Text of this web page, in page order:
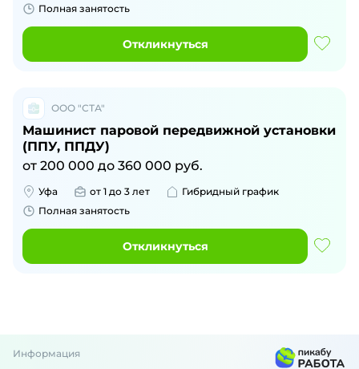
Полная занятость
Откликнуться
ООО "СТА"
Машинист паровой передвижной установки
(ППУ, ППДУ)
от 200 000 до 360 000 руб.
Уфа от 1 до 3 лет
Гибридный график
Полная занятость
Откликнуться
Информация